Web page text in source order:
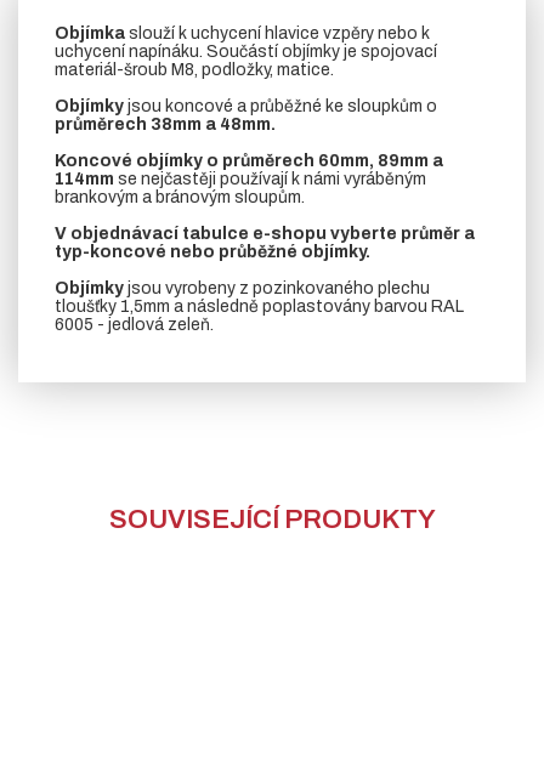
Objímka slouží k uchycení hlavice vzpěry nebo k
uchycení napínáku. Součástí objímky je spojovací
materiál-šroub M8, podložky, matice.
Objímky jsou koncové a průběžné ke sloupkům o
průměrech 38mm a 48mm.
Koncové objímky o průměrech 60mm, 89mm a
114mm se nejčastěji používají k námi vyráběným
brankovým a bránovým sloupům.
V objednávací tabulce e-shopu vyberte průměr a
typ-koncové nebo průběžné objímky.
Objímky jsou vyrobeny z pozinkovaného plechu
tloušťky 1,5mm a následně poplastovány barvou RAL
6005 - jedlová zeleň.
SOUVISEJÍCÍ PRODUKTY